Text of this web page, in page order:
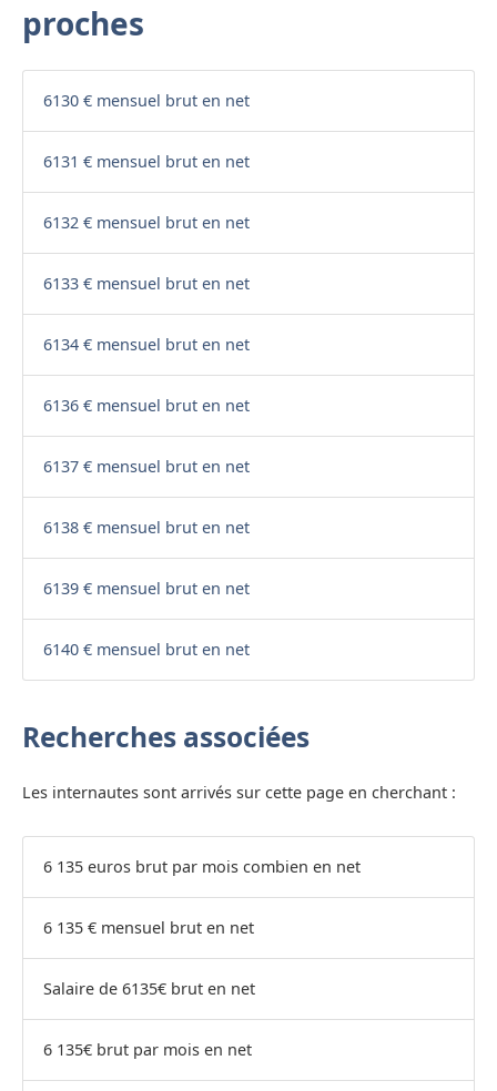
proches
6130 € mensuel brut en net
6131 € mensuel brut en net
6132 € mensuel brut en net
6133 € mensuel brut en net
6134 € mensuel brut en net
6136 € mensuel brut en net
6137 € mensuel brut en net
6138 € mensuel brut en net
6139 € mensuel brut en net
6140 € mensuel brut en net
Recherches associées
Les internautes sont arrivés sur cette page en cherchant :
6 135 euros brut par mois combien en net
6 135 € mensuel brut en net
Salaire de 6135€ brut en net
6 135€ brut par mois en net